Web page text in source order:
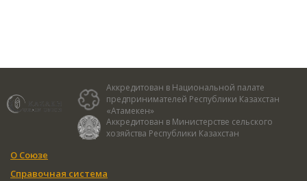
Аккредитован в Национальной палате
предпринимателей Республики Казахстан
«Атамекен»
Аккредитован в Министерстве сельского
хозяйства Республики Казахстан
О Союзе
Справочная система